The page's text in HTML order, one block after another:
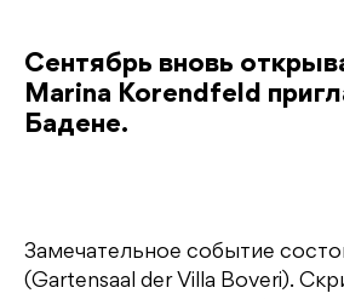
Сентябрь вновь
Marina Korendfeld
Бадене.
Замечательное событие
(Gartensaal der Villa Boveri).